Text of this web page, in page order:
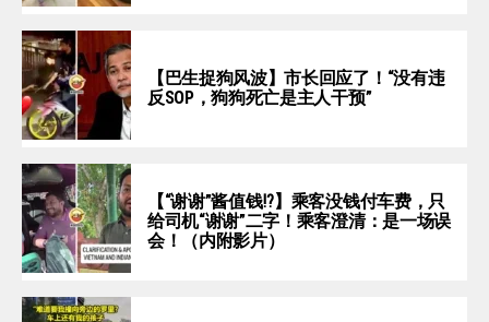
【巴生捉狗风波】市长回应了！“没有违
反SOP，狗狗死亡是主人干预”
【“谢谢”酱值钱⁉️】乘客没钱付车费，只
给司机“谢谢”二字！乘客澄清：是一场误
会！（内附影片）